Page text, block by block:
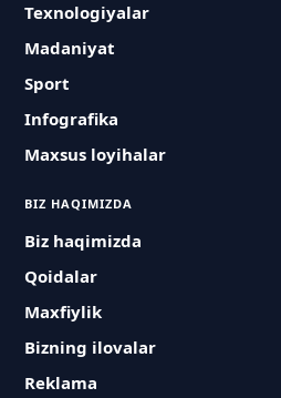
Texnologiyalar
Madaniyat
Sport
Infografika
Maxsus loyihalar
BIZ HAQIMIZDA
Biz haqimizda
Qoidalar
Maxfiylik
Bizning ilovalar
Reklama